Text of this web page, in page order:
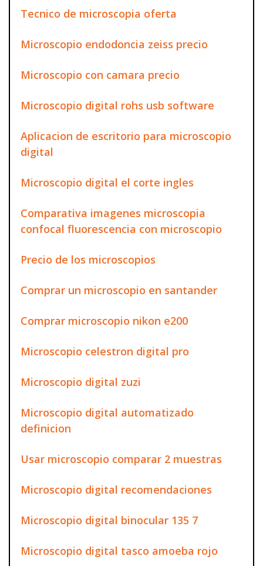
Tecnico de microscopia oferta
Microscopio endodoncia zeiss precio
Microscopio con camara precio
Microscopio digital rohs usb software
Aplicacion de escritorio para microscopio
digital
Microscopio digital el corte ingles
Comparativa imagenes microscopia
confocal fluorescencia con microscopio
Precio de los microscopios
Comprar un microscopio en santander
Comprar microscopio nikon e200
Microscopio celestron digital pro
Microscopio digital zuzi
Microscopio digital automatizado
definicion
Usar microscopio comparar 2 muestras
Microscopio digital recomendaciones
Microscopio digital binocular 135 7
Microscopio digital tasco amoeba rojo